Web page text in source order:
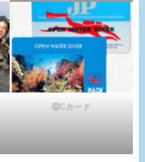
⑥Cカード